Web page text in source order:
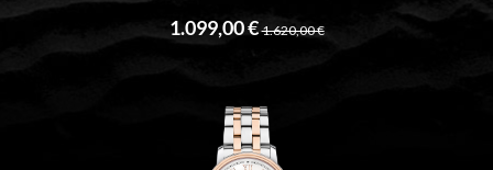
1.099,00 € 1.620,00 €